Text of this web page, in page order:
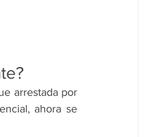
arrestada por
ahora se